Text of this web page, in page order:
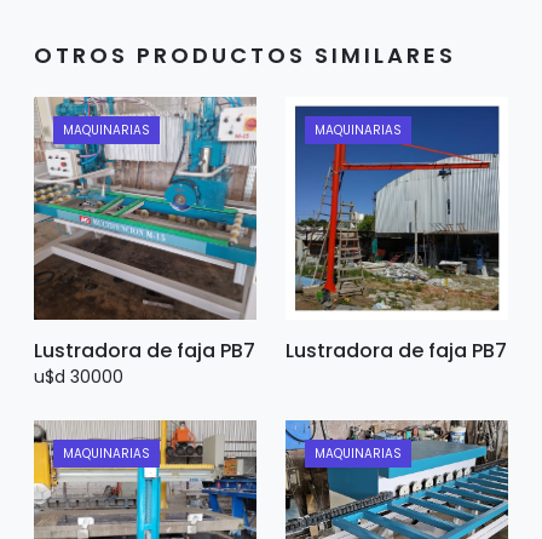
OTROS PRODUCTOS SIMILARES
MAQUINARIAS
Lustradora de faja PB7
u$d 30000
MAQUINARIAS
Lustradora de faja PB7
MAQUINARIAS MAQUINARIAS